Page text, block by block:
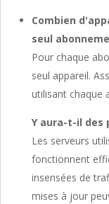
Combien
seul
Pour chaque
seul appareil.
utilisant chaque
Y aura-t-il des
Les serveurs
fonctionnent
insensées de
mises à jour